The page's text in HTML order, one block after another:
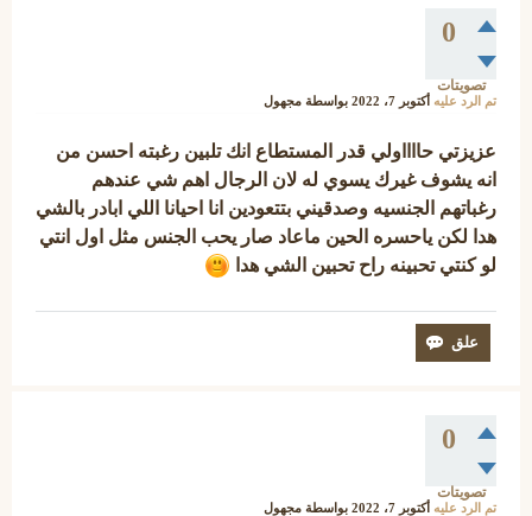
0
تصويتات
تم الرد عليه أكتوبر 7، 2022 بواسطة مجهول
عزيزتي حااااولي قدر المستطاع انك تلبين رغبته احسن من
انه يشوف غيرك يسوي له لان الرجال اهم شي عندهم
رغباتهم الجنسيه وصدقيني بتتعودين انا احيانا اللي ابادر بالشي
هدا لكن ياحسره الحين ماعاد صار يحب الجنس مثل اول انتي
لو كنتي تحبينه راح تحبين الشي هدا
0
تصويتات
تم الرد عليه أكتوبر 7، 2022 بواسطة مجهول